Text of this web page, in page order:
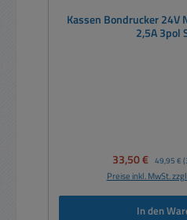
Kassen Bondrucker 24V
2,5A 3pol
Verkaufspreis:
33,50 € 49,95 €
Preise inkl. MwSt.
In den